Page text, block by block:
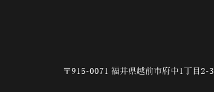
〒915-0071 福井県越前市府中1丁目2-3